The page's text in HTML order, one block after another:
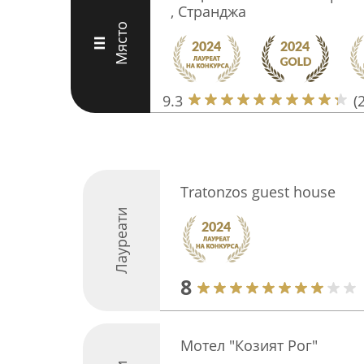
III Място
, Странджа
9.3
Лауреати
Tratonzos guest house
8
Мотел "Козият Рог"